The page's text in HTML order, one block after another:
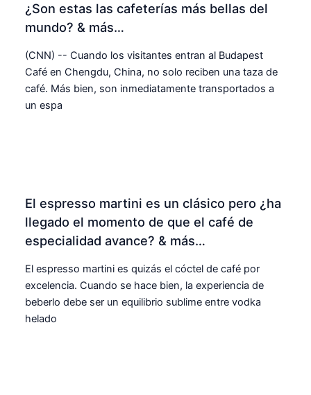
¿Son estas las cafeterías más bellas del
mundo? & más…
(CNN) -- Cuando los visitantes entran al Budapest
Café en Chengdu, China, no solo reciben una taza de
café. Más bien, son inmediatamente transportados a
un espa
El espresso martini es un clásico pero ¿ha
llegado el momento de que el café de
especialidad avance? & más…
El espresso martini es quizás el cóctel de café por
excelencia. Cuando se hace bien, la experiencia de
beberlo debe ser un equilibrio sublime entre vodka
helado